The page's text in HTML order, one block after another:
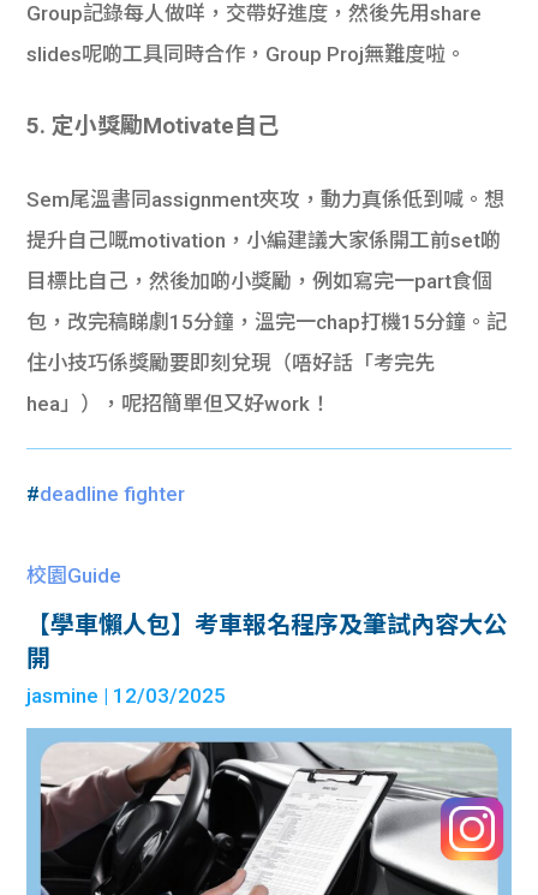
Group記錄每人做咩，交帶好進度，然後先用share
slides呢啲工具同時合作，Group Proj無難度啦。
5. 定小獎勵Motivate自己
Sem尾溫書同assignment夾攻，動力真係低到喊。想
提升自己嘅motivation，小編建議大家係開工前set啲
目標比自己，然後加啲小獎勵，例如寫完一part食個
包，改完稿睇劇15分鐘，溫完一chap打機15分鐘。記
住小技巧係獎勵要即刻兌現（唔好話「考完先
hea」），呢招簡單但又好work！
#deadline fighter
校園Guide
【學車懶人包】考車報名程序及筆試內容大公
開
jasmine | 12/03/2025